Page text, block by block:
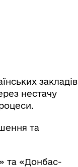
закладів
нестачу
та
та «Донбас-